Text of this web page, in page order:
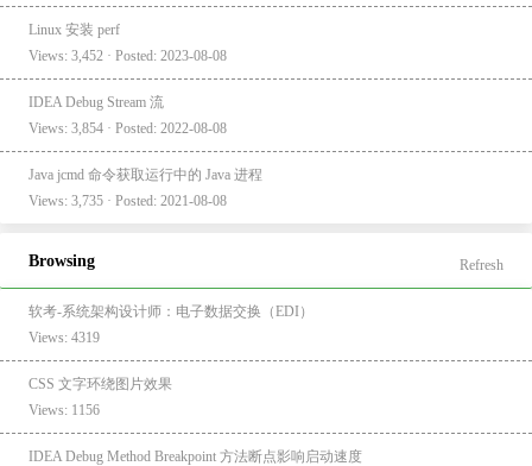
Linux 安装 perf
Views: 3,452 · Posted: 2023-08-08
IDEA Debug Stream 流
Views: 3,854 · Posted: 2022-08-08
Java jcmd 命令获取运行中的 Java 进程
Views: 3,735 · Posted: 2021-08-08
Browsing Refresh
软考-系统架构设计师：电子数据交换（EDI）
Views: 4319
CSS 文字环绕图片效果
Views: 1156
IDEA Debug Method Breakpoint 方法断点影响启动速度